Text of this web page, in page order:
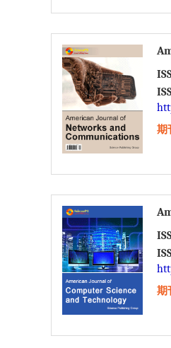
期
期